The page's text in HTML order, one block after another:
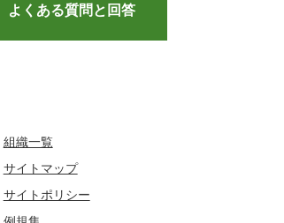
よくある質問と回答
組織一覧
サイトマップ
サイトポリシー